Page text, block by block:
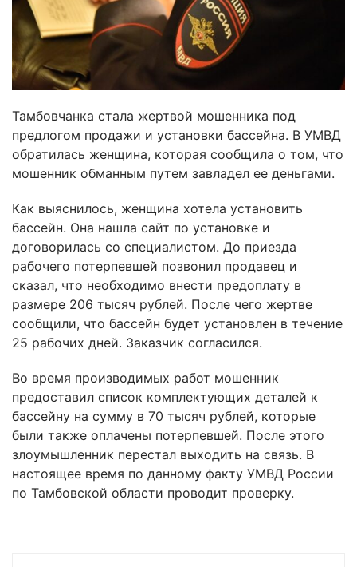
Тамбовчанка стала жертвой мошенника под
предлогом продажи и установки бассейна. В УМВД
обратилась женщина, которая сообщила о том, что
мошенник обманным путем завладел ее деньгами.
Как выяснилось, женщина хотела установить
бассейн. Она нашла сайт по установке и
договорилась со специалистом. До приезда
рабочего потерпевшей позвонил продавец и
сказал, что необходимо внести предоплату в
размере 206 тысяч рублей. После чего жертве
сообщили, что бассейн будет установлен в течение
25 рабочих дней. Заказчик согласился.
Во время производимых работ мошенник
предоставил список комплектующих деталей к
бассейну на сумму в 70 тысяч рублей, которые
были также оплачены потерпевшей. После этого
злоумышленник перестал выходить на связь. В
настоящее время по данному факту УМВД России
по Тамбовской области проводит проверку.